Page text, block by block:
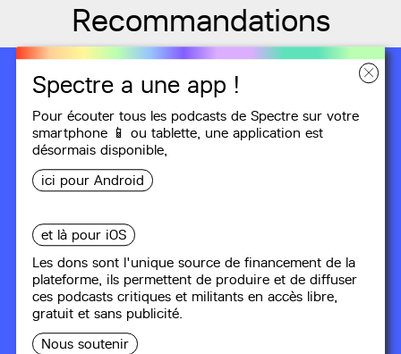
Spectre a une app !
Pour écouter tous les podcasts de Spectre sur votre
smartphone 📱 ou tablette, uneapplication est
désormais disponible,
ici pour Android
et là pour iOS
Les dons sont l'unique source de financement de la
plateforme, ils permettent de produire et de diffuser
ces podcasts critiques et militants en accès libre,
gratuit et sans publicité.
Nous soutenir
Recommandations